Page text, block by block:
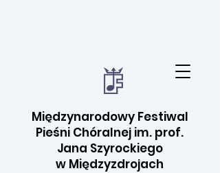
Międzynarodowy Festiwal
Pieśni Chóralnej im. prof.
Jana Szyrockiego
w Międzyzdrojach